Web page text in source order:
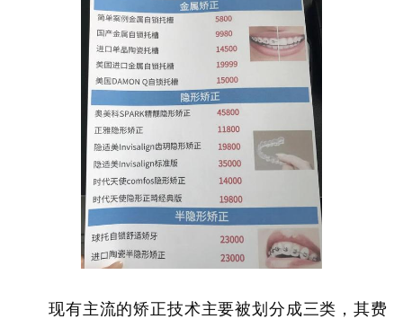
现有主流的矫正技术主要被划分成三类，其费